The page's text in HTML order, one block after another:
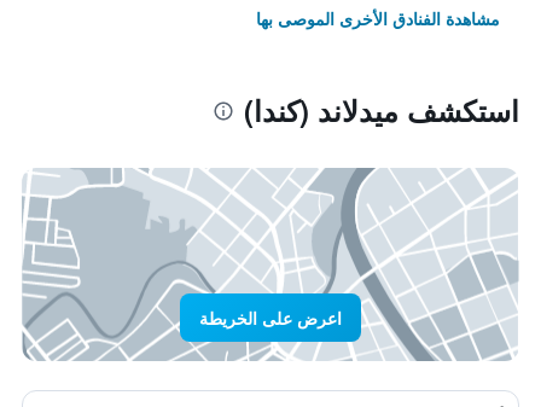
مشاهدة الفنادق الأخرى الموصى بها
استكشف ميدلاند (كندا)
اعرض على الخريطة